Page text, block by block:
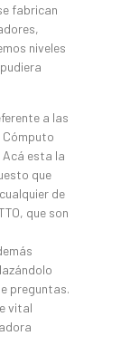
fabrican
niveles
a las
Acá esta la
que
de
que son
preguntas.
vital